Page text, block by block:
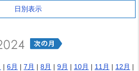
日別表示
| 6月 | 7月 | 8月 | 9月 | 10月 | 11月 | 12月 |